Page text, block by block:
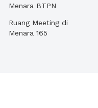
Menara BTPN
Ruang Meeting di
Menara 165